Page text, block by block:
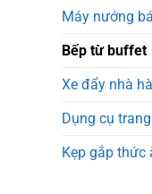
Máy nướng
Bếp từ buffet
Xe đẩy nhà
Dụng cụ
Kẹp gắp thức